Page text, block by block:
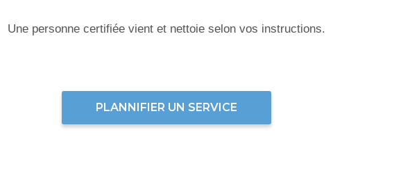
Une personne certifiée vient et nettoie selon vos instructions.
PLANNIFIER UN SERVICE